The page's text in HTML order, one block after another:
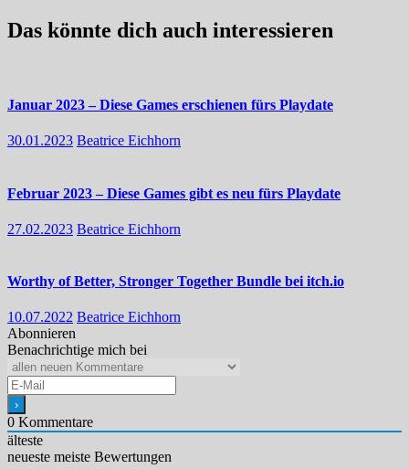
Das könnte dich auch interessieren
Januar 2023 – Diese Games erschienen fürs Playdate
30.01.2023 Beatrice Eichhorn
Februar 2023 – Diese Games gibt es neu fürs Playdate
27.02.2023 Beatrice Eichhorn
Worthy of Better, Stronger Together Bundle bei itch.io
10.07.2022 Beatrice Eichhorn
Abonnieren
Benachrichtige mich bei
0 Kommentare
älteste
neueste meiste Bewertungen